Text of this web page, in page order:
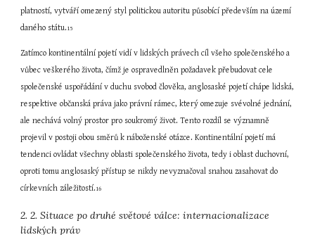
platností, vytváří omezený styl politickou autoritu působící především na území
daného státu.15
Zatímco kontinentální pojetí vidí v lidských právech cíl všeho společenského a
vůbec veškerého života, čímž je ospravedlněn požadavek přebudovat cele
společenské uspořádání v duchu svobod člověka, anglosaské pojetí chápe lidská,
respektive občanská práva jako právní rámec, který omezuje svévolné jednání,
ale nechává volný prostor pro soukromý život. Tento rozdíl se významně
projevil v postoji obou směrů k náboženské otázce. Kontinentální pojetí má
tendenci ovládat všechny oblasti společenského života, tedy i oblast duchovní,
oproti tomu anglosaský přístup se nikdy nevyznačoval snahou zasahovat do
církevních záležitostí.16
2. 2. Situace po druhé světové válce: internacionalizace
lidských práv